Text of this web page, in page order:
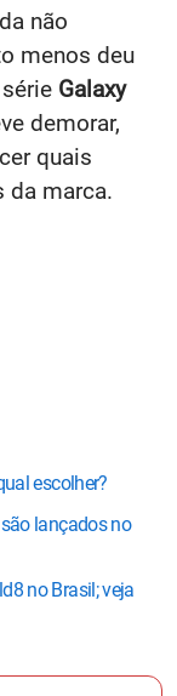
não
menos deu
Galaxy
demorar,
quais
da marca.
escolher?
lançados no
no Brasil; veja